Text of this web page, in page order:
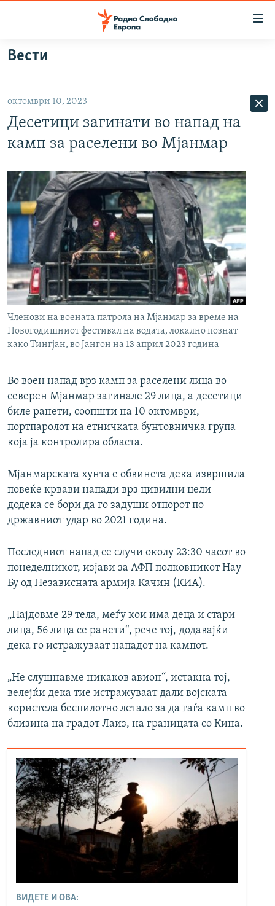
Оди
на
главната
навигација
на
пребарување
ВИЗУЕЛНО
ВЕСТИ
ШТО ТРЕБА ДА ЗНАЕТЕ
ПРИЈАВИ СЕ ЗА ЊУЗЛЕТЕР
ПОДКАСТ ЗОШТО?
СЛЕДЕТЕ НЕ
РСЕ веб страници
Вести
октомври 10, 2023
Десетици загинати во напад на
камп за раселени во Мјанмар
Членови на воената патрола на Мјанмар за време на
Новогодишниот фестивал на водата, локално познат
како Тингјан, во Јангон на 13 април 2023 година
Во воен напад врз камп за раселени лица во
северен Мјанмар загинале 29 лица, а десетици
биле ранети, соопшти на 10 октомври,
портпаролот на етничката бунтовничка група
која ја контролира областа.
Мјанмарската хунта е обвинета дека извршила
повеќе крвави напади врз цивилни цели
додека се бори да го задуши отпорот по
државниот удар во 2021 година.
Последниот напад се случи околу 23:30 часот во
понеделникот, изјави за АФП полковникот Нау
Бу од Независната армија Качин (КИА).
„Најдовме 29 тела, меѓу кои има деца и стари
лица, 56 лица се ранети“, рече тој, додавајќи
дека го истражуваат нападот на кампот.
„Не слушнавме никаков авион“, истакна тој,
велејќи дека тие истражуваат дали војската
користела беспилотно летало за да гаѓа камп во
близина на градот Лаиз, на границата со Кина.
ВИДЕТЕ И ОВА: